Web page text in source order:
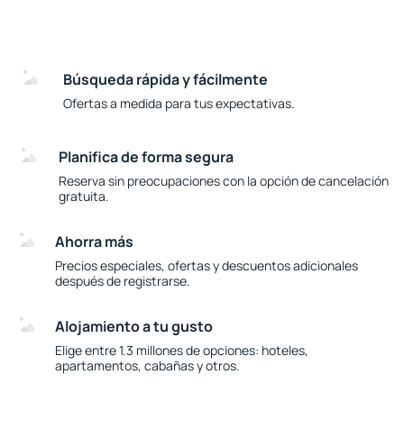
Búsqueda rápida y fácilmente
Ofertas a medida para tus expectativas.
Planifica de forma segura
Reserva sin preocupaciones con la opción de cancelación
gratuita.
Ahorra más
Precios especiales, ofertas y descuentos adicionales
después de registrarse.
Alojamiento a tu gusto
Elige entre 1.3 millones de opciones: hoteles,
apartamentos, cabañas y otros.